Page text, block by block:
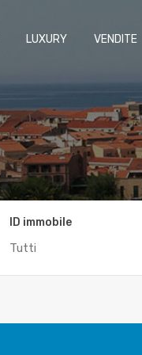
LUXURY VENDITE
ID immobile